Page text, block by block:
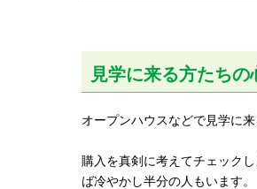
見学に来る方たちの
オープンハウスなどで見学に
購入を真剣に考えてチェック
ば冷やかし半分の人もいます。